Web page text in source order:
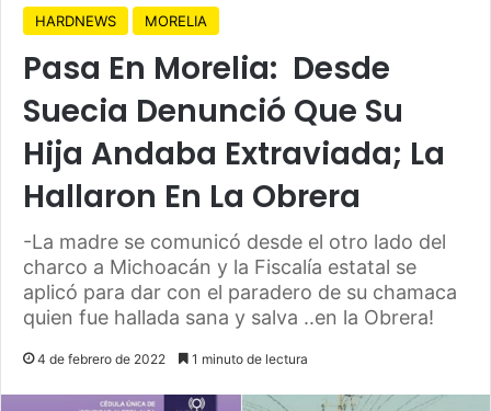
HARDNEWS MORELIA
Pasa En Morelia: Desde
Suecia Denunció Que Su
Hija Andaba Extraviada; La
Hallaron En La Obrera
-La madre se comunicó desde el otro lado del
charco a Michoacán y la Fiscalía estatal se
aplicó para dar con el paradero de su chamaca
quien fue hallada sana y salva ..en la Obrera!
4 de febrero de 2022 1 minuto de lectura